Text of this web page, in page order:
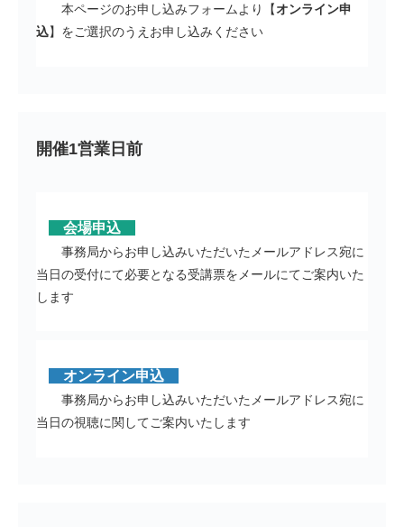
本ページのお申し込みフォームより【オンライン申
込】をご選択のうえお申し込みください
開催1営業日前
会場申込
事務局からお申し込みいただいたメールアドレス宛に
当日の受付にて必要となる受講票をメールにてご案内いた
します
オンライン申込
事務局からお申し込みいただいたメールアドレス宛に
当日の視聴に関してご案内いたします